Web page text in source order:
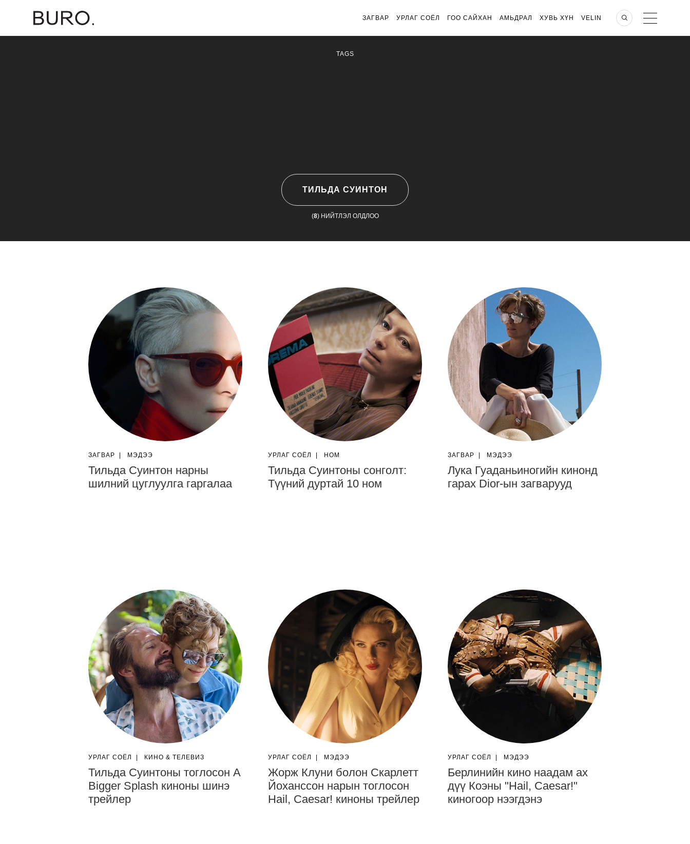
ЗАГВАР УРЛАГ СОЁЛ ГОО САЙХАН АМЬДРАЛ ХУВЬ ХҮН VELIN
TAGS
ТИЛЬДА СУИНТОН
(8) НИЙТЛЭЛ ОЛДЛОО
ЗАГВАР МЭДЭЭ
Тильда Суинтон нарны
шилний цуглуулга гаргалаа
УРЛАГ СОЁЛ НОМ
Тильда Суинтоны сонголт:
Түүний дуртай 10 ном
ЗАГВАР МЭДЭЭ
Лука Гуаданьиногийн кинонд
гарах Dior-ын загварууд
УРЛАГ СОЁЛ КИНО & ТЕЛЕВИЗ
Тильда Суинтоны тоглосон A
Bigger Splash киноны шинэ
трейлер
УРЛАГ СОЁЛ МЭДЭЭ
Жорж Клуни болон Скарлетт
Йоханссон нарын тоглосон
Hail, Caesar! киноны трейлер
УРЛАГ СОЁЛ МЭДЭЭ
Берлинийн кино наадам ах
дүү Коэны "Hail, Caesar!"
киногоор нээгдэнэ